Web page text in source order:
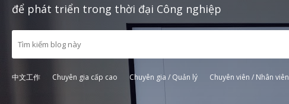
để phát triển trong thời đại Công nghiệp
中文工作 Chuyên gia cấp cao Chuyên gia / Quản lý Chuyên viên / Nhân viên